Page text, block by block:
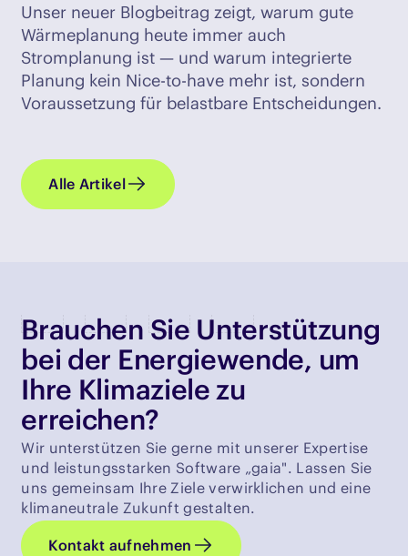
Unser neuer Blogbeitrag zeigt, warum gute
Wärmeplanung heute immer auch
Stromplanung ist — und warum integrierte
Planung kein Nice-to-have mehr ist, sondern
Voraussetzung für belastbare Entscheidungen.
Alle Artikel
Brauchen Sie Unterstützung
bei der Energiewende, um
Ihre Klimaziele zu
erreichen?
Wir unterstützen Sie gerne mit unserer Expertise
und leistungsstarken Software „gaia". Lassen Sie
uns gemeinsam Ihre Ziele verwirklichen und eine
klimaneutrale Zukunft gestalten.
Kontakt aufnehmen